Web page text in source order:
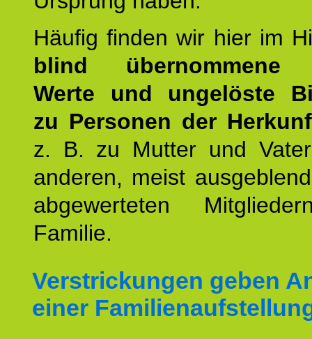
Häufig finden wir hier im
blind übernommene
Werte und ungelöste
zu Personen der
z. B. zu Mutter und
anderen, meist
abgewerteten
Familie.
Verstrickungen geben
einer